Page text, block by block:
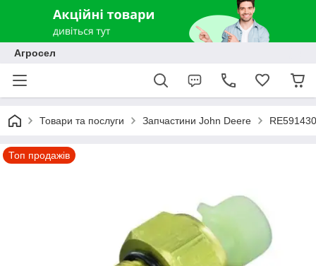
Агросел
Товари та послуги Запчастини John Deere
Топ продажів